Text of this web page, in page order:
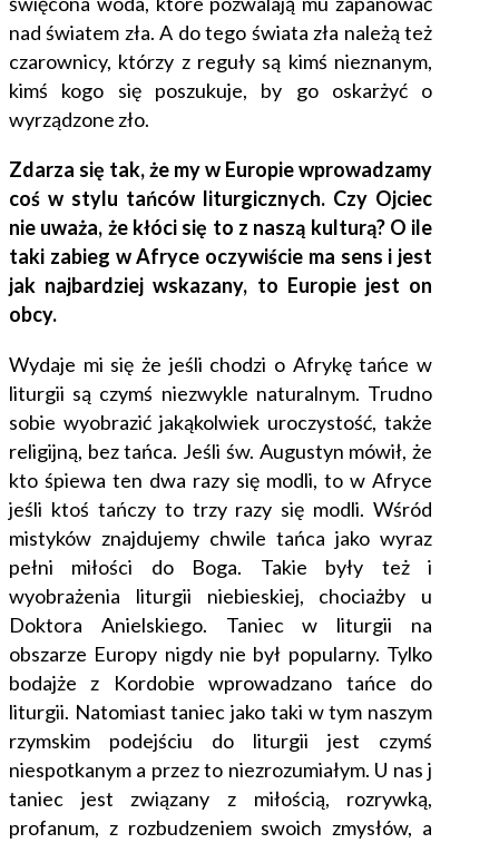
nad światem zła. A do tego świata zła należą też
czarownicy, którzy z reguły są kimś nieznanym,
kimś kogo się poszukuje, by go oskarżyć o
wyrządzone zło.
Zdarza się tak, że my w Europie wprowadzamy
coś w stylu tańców liturgicznych. Czy Ojciec
nie uważa, że kłóci się to z naszą kulturą? O ile
taki zabieg w Afryce oczywiście ma sens i jest
jak najbardziej wskazany, to Europie jest on
obcy.
Wydaje mi się że jeśli chodzi o Afrykę tańce w
liturgii są czymś niezwykle naturalnym. Trudno
sobie wyobrazić jakąkolwiek uroczystość, także
religijną, bez tańca. Jeśli św. Augustyn mówił, że
kto śpiewa ten dwa razy się modli, to w Afryce
jeśli ktoś tańczy to trzy razy się modli. Wśród
mistyków znajdujemy chwile tańca jako wyraz
pełni miłości do Boga. Takie były też i
wyobrażenia liturgii niebieskiej, chociażby u
Doktora Anielskiego. Taniec w liturgii na
obszarze Europy nigdy nie był popularny. Tylko
bodajże z Kordobie wprowadzano tańce do
liturgii. Natomiast taniec jako taki w tym naszym
rzymskim podejściu do liturgii jest czymś
niespotkanym a przez to niezrozumiałym. U nas j
taniec jest związany z miłością, rozrywką,
profanum, z rozbudzeniem swoich zmysłów, a